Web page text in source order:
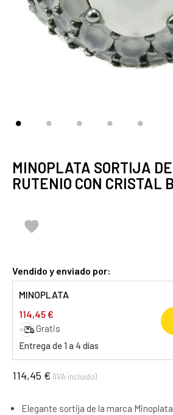
MINOPLATA SORTIJA
RUTENIO CON CRISTAL

Vendido y enviado por:
MINOPLATA
114,45 €
Gratis
Entrega de 1 a 4 días
114,45 € (IVA incluido)
Elegante sortija de la marca